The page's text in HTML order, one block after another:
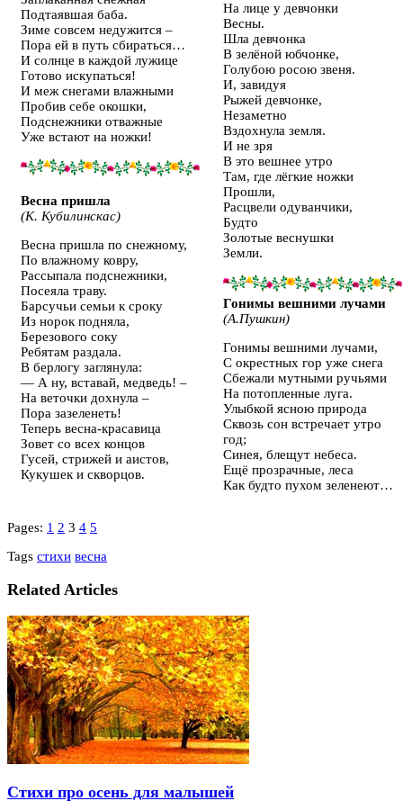
Подтаявшая баба.
Зиме совсем недужится –
Пора ей в путь сбираться…
И солнце в каждой лужице
Готово искупаться!
И меж снегами влажными
Пробив себе окошки,
Подснежники отважные
Уже встают на ножки!
Весна пришла
(К. Кубилинскас)
Весна пришла по снежному,
По влажному ковру,
Рассыпала подснежники,
Посеяла траву.
Барсучьи семьи к сроку
Из норок подняла,
Березового соку
Ребятам раздала.
В берлогу заглянула:
— А ну, вставай, медведь! –
На веточки дохнула –
Пора зазеленеть!
Теперь весна-красавица
Зовет со всех концов
Гусей, стрижей и аистов,
Кукушек и скворцов.
На лице у девчонки
Весны.
Шла девчонка
В зелёной юбчонке,
Голубою росою звеня.
И, завидуя
Рыжей девчонке,
Незаметно
Вздохнула земля.
И не зря
В это вешнее утро
Там, где лёгкие ножки
Прошли,
Расцвели одуванчики,
Будто
Золотые веснушки
Земли.
Гонимы вешними лучами
(А.Пушкин)
Гонимы вешними лучами,
С окрестных гор уже снега
Сбежали мутными ручьями
На потопленные луга.
Улыбкой ясною природа
Сквозь сон встречает утро
год;
Синея, блещут небеса.
Ещё прозрачные, леса
Как будто пухом зеленеют…
Pages: 1 2 3 4 5
Tags стихи весна
Related Articles
Стихи про осень для малышей